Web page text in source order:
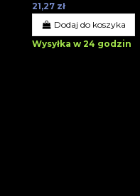
21,27 zł
Dodaj do koszyka
Wysyłka w 24 godzin